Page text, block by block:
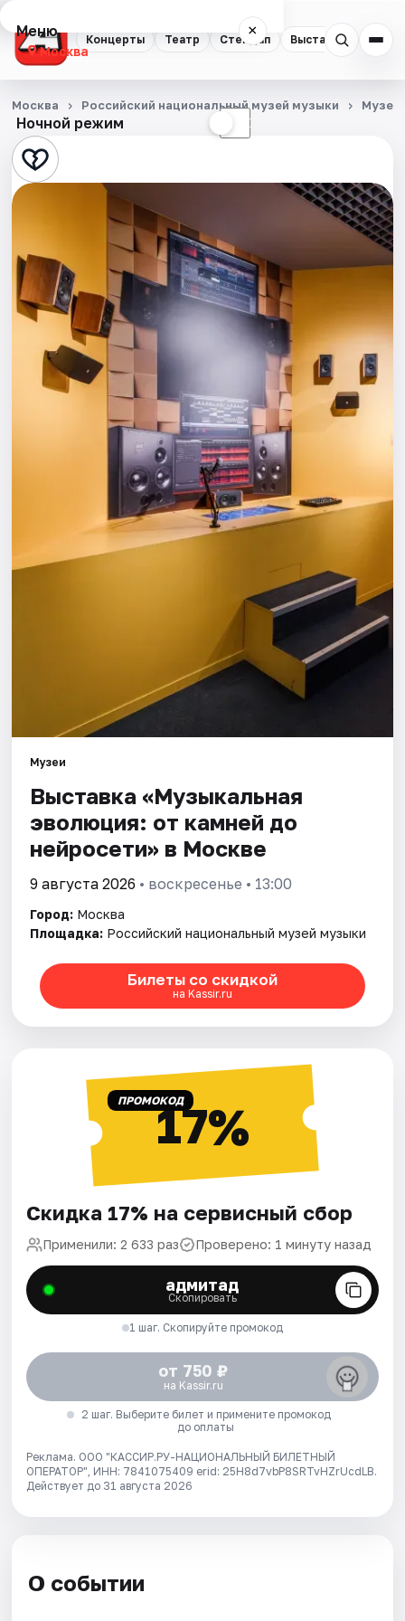
Концерты Театр Стендап Выставки
Меню ×
Москва
Концерты
Театр
Стендап
Квесты
Экскурсии
Спорт
События
Ночной режим ☾
Москва Российский национальный музей музыки Музеи
Музеи
Выставка «Музыкальная
эволюция: от камней до
нейросети» в Москве
9 августа 2026 • воскресенье • 13:00
Город: Москва
Площадка: Российский национальный музей музыки
Билеты со скидкой
на Kassir.ru
ПРОМОКОД17%
Скидка 17% на сервисный сбор
Применили: 2 633 раз Проверено: 1 минуту назад
адмитад
Скопировать
1 шаг. Скопируйте промокод
от 750 ₽
на Kassir.ru
2 шаг. Выберите билет и примените промокод
до оплаты
Реклама. ООО "КАССИР.РУ-НАЦИОНАЛЬНЫЙ БИЛЕТНЫЙ
ОПЕРАТОР", ИНН: 7841075409 erid: 25H8d7vbP8SRTvHZrUcdLB.
Действует до 31 августа 2026
О событии